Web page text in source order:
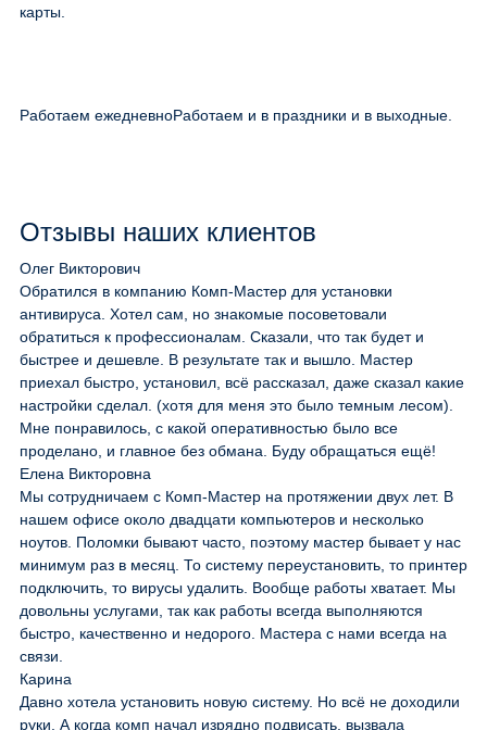
карты.
Работаем ежедневноРаботаем и в праздники и в выходные.
Отзывы наших клиентов
Олег Викторович
Обратился в компанию Комп-Мастер для установки
антивируса. Хотел сам, но знакомые посоветовали
обратиться к профессионалам. Сказали, что так будет и
быстрее и дешевле. В результате так и вышло. Мастер
приехал быстро, установил, всё рассказал, даже сказал какие
настройки сделал. (хотя для меня это было темным лесом).
Мне понравилось, с какой оперативностью было все
проделано, и главное без обмана. Буду обращаться ещё!
Елена Викторовна
Мы сотрудничаем с Комп-Мастер на протяжении двух лет. В
нашем офисе около двадцати компьютеров и несколько
ноутов. Поломки бывают часто, поэтому мастер бывает у нас
минимум раз в месяц. То систему переустановить, то принтер
подключить, то вирусы удалить. Вообще работы хватает. Мы
довольны услугами, так как работы всегда выполняются
быстро, качественно и недорого. Мастера с нами всегда на
связи.
Карина
Давно хотела установить новую систему. Но всё не доходили
руки. А когда комп начал изрядно подвисать, вызвала